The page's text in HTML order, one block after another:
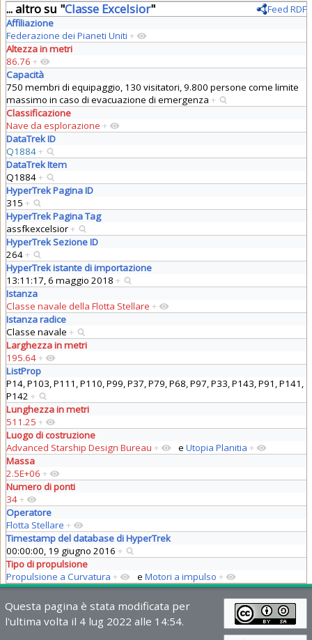
... altro su "Classe Excelsior"
Feed RDF
Affiliazione
Federazione dei Pianeti Uniti +
Altezza in metri
86.76 +
Capacità
750 membri di equipaggio, 130 visitatori, 9.800 persone come limite
massimo in caso di evacuazione di emergenza +
Classificazione
Nave da esplorazione +
DataTrek ID
Q1884+
DataTrek Item
Q1884+
HyperTrek Pagina ID
315 +
HyperTrek Pagina Tag
assfkexcelsior+
HyperTrek Sezione ID
264+
HyperTrek istante di importazione
13:11:17, 6 maggio 2018 +
Istanza
Classe navale della Flotta Stellare +
Istanza radice
Classe navale +
Larghezza in metri
195.64+
ListProp
P14, P103, P111, P110, P99, P37, P79, P68, P97, P33, P143, P91, P141,
P142 +
Lunghezza in metri
511.25 +
Luogo di costruzione
Advanced Starship Design Bureau + e Utopia Planitia +
Massa
2.5E+06 +
Numero di ponti
34+
Operatore
Flotta Stellare +
Timestamp del database di HyperTrek
00:00:00, 19 giugno 2016 +
Tipo di propulsione
Propulsione a Curvatura + e Motori a impulso +
Questa pagina è stata modificata per
l'ultima volta il 4 lug 2022 alle 14:54.